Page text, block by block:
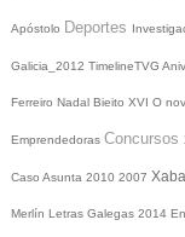
Apóstolo Deportes
Galicia_2012 TimelineTVG
Ferreiro Nadal Bieito XVI O
Emprendedoras Concursos
Caso Asunta 2010 2007
Merlín Letras Galegas 2014